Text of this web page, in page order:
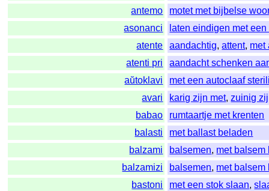
antemo
motet met bijbelse
asonanci
laten eindigen met
atente
aandachtig,attent, met
atenti pri
aandacht schenken
aŭtoklavi
met een autoclaaf
avari
karig zijn met,zuinig
babao
rumtaartje met krenten
balasti
met ballast beladen
balzami
balsemen, met balsem
balzamizi
balsemen, met balsem
bastoni
met een stok slaan,